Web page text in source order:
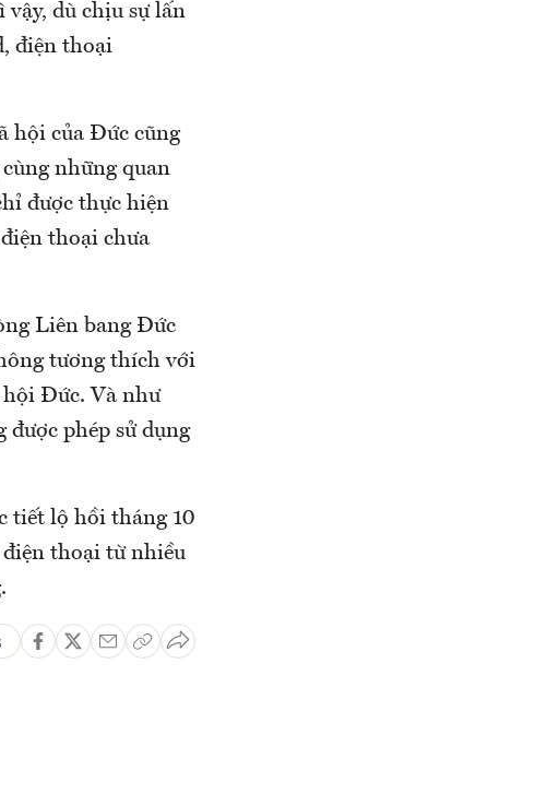
dù chịu sự lấn
điện thoại
hội của Đức cũng
những quan
được thực hiện
thoại chưa
Liên bang Đức
tương thích với
hội Đức. Và như
phép sử dụng
tiết lộ hồi tháng 10
thoại từ nhiều